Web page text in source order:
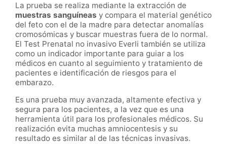
La prueba se realiza mediante la extracción de
muestras sanguíneas y compara el material genético
del feto con el de la madre para detectar anomalías
cromosómicas y buscar muestras fuera de lo normal.
El Test Prenatal no invasivo Everli también se utiliza
como un indicador importante para guiar a los
médicos en cuanto al seguimiento y tratamiento de
pacientes e identificación de riesgos para el
embarazo.
Es una prueba muy avanzada, altamente efectiva y
segura para los pacientes, a la vez que es una
herramienta útil para los profesionales médicos. Su
realización evita muchas amniocentesis y su
resultado es similar al de las técnicas invasivas.